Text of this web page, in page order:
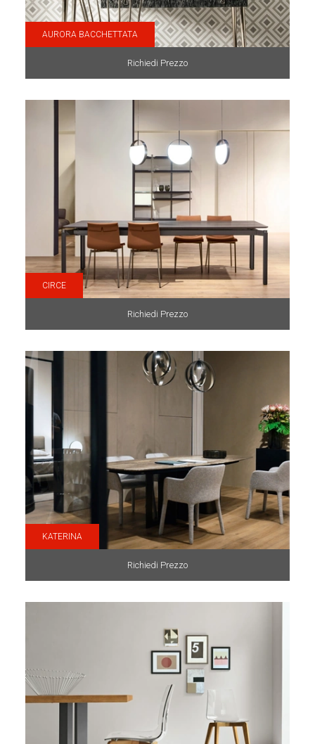
AURORA BACCHETTATA
Richiedi Prezzo
CIRCE
Richiedi Prezzo
KATERINA
Richiedi Prezzo